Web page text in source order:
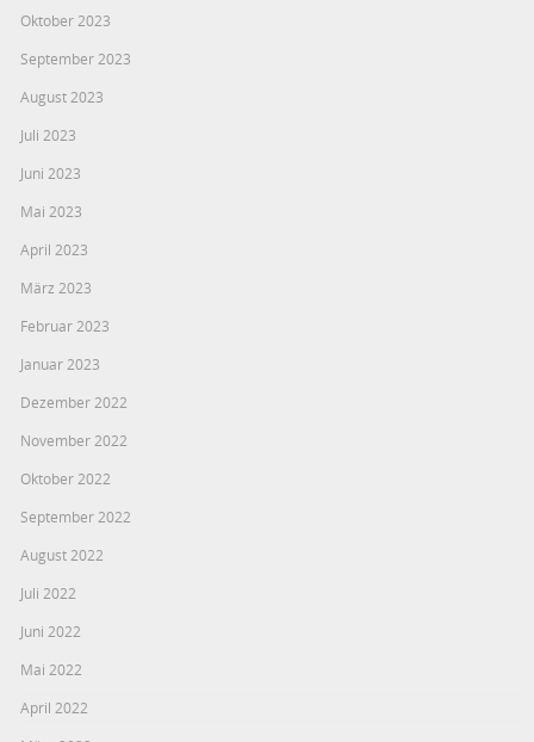
Oktober 2023
September 2023
August 2023
Juli 2023
Juni 2023
Mai 2023
April 2023
März 2023
Februar 2023
Januar 2023
Dezember 2022
November 2022
Oktober 2022
September 2022
August 2022
Juli 2022
Juni 2022
Mai 2022
April 2022